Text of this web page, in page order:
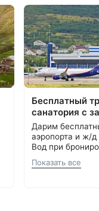
Бесплатный
санатория с
Дарим
аэропорта и ж/
Вод при
000 ₽.
С теплом и
8 800 700-15-77
Показать все